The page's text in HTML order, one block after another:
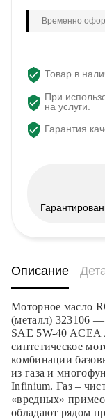
Временно
Товар в
При
на услуги.
Гарантия
Описание
Моторное масло
(металл) 323106
SAE 5W-40
синтетическое
комбинации
из газа и
Infinium. Газ –
«вредных»
обладают рядом